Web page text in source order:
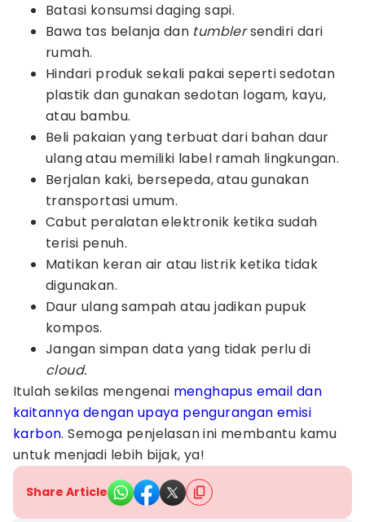
Batasi konsumsi daging sapi.
Bawa tas belanja dan tumblersendiri dari
rumah.
Hindari produk sekali pakai seperti sedotan
plastik dan gunakan sedotan logam, kayu,
atau bambu.
Beli pakaian yang terbuat dari bahan daur
ulang atau memiliki label ramah lingkungan.
Berjalan kaki, bersepeda, atau gunakan
transportasi umum.
Cabut peralatan elektronik ketika sudah
terisi penuh.
Matikan keran air atau listrik ketika tidak
digunakan.
Daur ulang sampah atau jadikan pupuk
kompos.
Jangan simpan data yang tidak perlu di
cloud.
Itulah sekilas mengenai menghapus email dan
kaitannya dengan upaya pengurangan emisi
karbon. Semoga penjelasan ini membantu kamu
untuk menjadi lebih bijak, ya!
Share Article